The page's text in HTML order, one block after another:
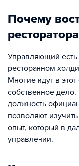
Почему
ресторатора
Управляющий
ресторанном
Многие идут в
собственное
должность
позволяют
опыт, который в
управлении.